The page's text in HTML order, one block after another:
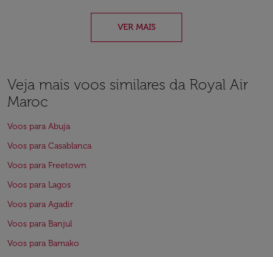
VER MAIS
Veja mais voos similares da Royal Air
Maroc
Voos para Abuja
Voos para Casablanca
Voos para Freetown
Voos para Lagos
Voos para Agadir
Voos para Banjul
Voos para Bamako